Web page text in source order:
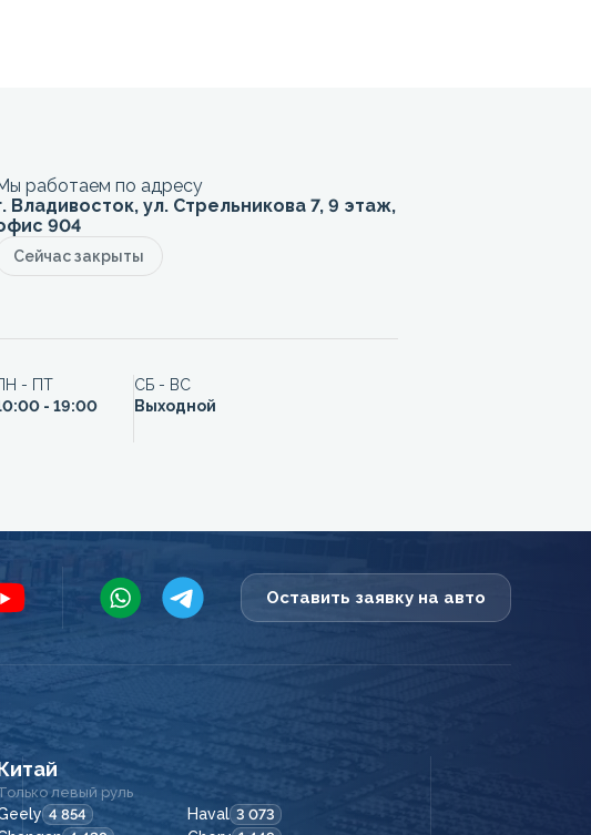
работаем по адресу
Владивосток, ул. Стрельникова 7, 9 этаж,
904
Сейчас закрыты
- ПТ
- 19:00
СБ - ВС
Выходной
Оставить заявку на авто
левый руль
4 854 Haval 3 073